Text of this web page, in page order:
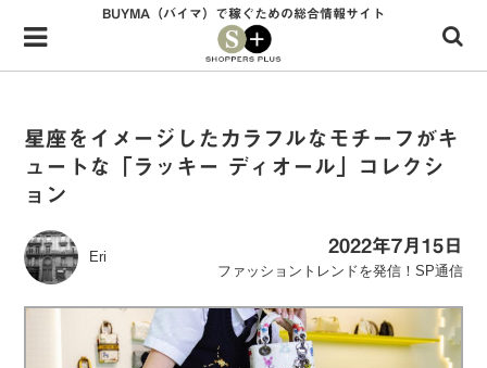
Menu
HOME
34歳独身OLバイマ実践記
ファッショントレンドを発信！SP通信
BUYMAで人気のブランド
BUYMAの売れ筋商品
BUYMA（バイマ）で稼ぐための総合情報サイト
星座をイメージしたカラフルなモチーフがキ
ュートな「ラッキー ディオール」コレクシ
ョン
Eri
2022年7月15日
ファッショントレンドを発信！SP通信